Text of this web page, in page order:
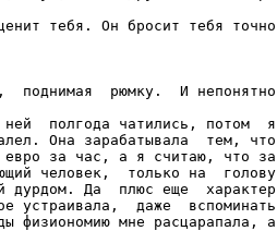
тебя. Он бросит тебя точно
поднимая  рюмку.  И непонятно
полгода чатились, потом  я
Она зарабатывала  тем, что
евро за час, а я считаю, что за
человек,  только на  голову
дурдом. Да  плюс еще  характер
устраивала,  даже  вспоминать
физиономию мне расцарапала, а